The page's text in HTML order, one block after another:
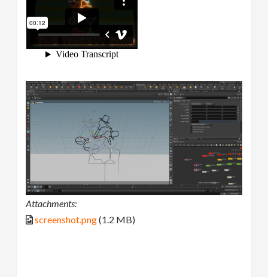
Attachments:
screenshot.png(1.2 MB)